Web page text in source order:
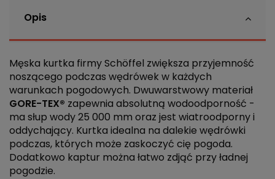
Opis
Męska kurtka firmy Schöffel zwiększa przyjemność
noszącego podczas wędrówek w każdych
warunkach pogodowych. Dwuwarstwowy materiał
GORE-TEX® zapewnia absolutną wodoodporność -
ma słup wody 25 000 mm oraz jest wiatroodporny i
oddychający. Kurtka idealna na dalekie wędrówki
podczas, których może zaskoczyć cię pogoda.
Dodatkowo kaptur można łatwo zdjąć przy ładnej
pogodzie.